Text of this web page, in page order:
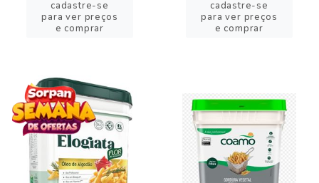
cadastre-se
para ver preços
e comprar
cadastre-se
para ver preços
e comprar